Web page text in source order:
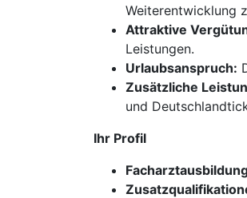
Weiterentwicklung
Attraktive
Leistungen.
Urlaubsanspruch:
Zusätzliche
und
Ihr Profil